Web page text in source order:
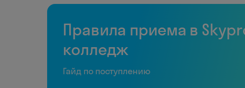
Правила приема в
колледж
Гайд по поступлению